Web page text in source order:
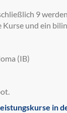
9
und ein
(IB)
in